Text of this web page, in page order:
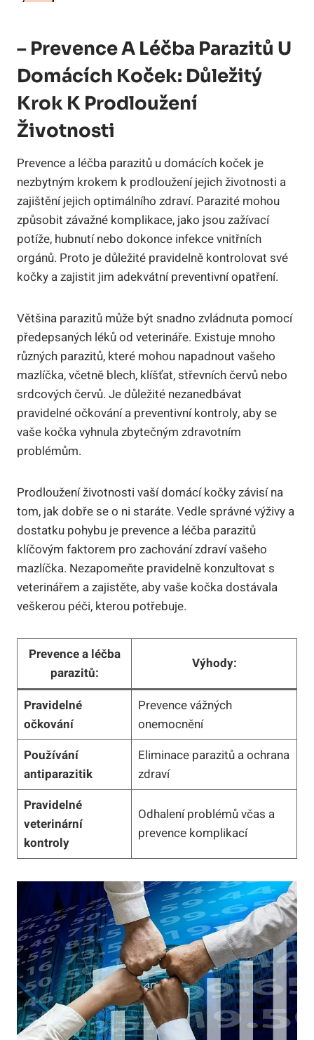
– Prevence A Léčba Parazitů U
Domácích Koček: Důležitý
Krok K Prodloužení
Životnosti
Prevence a léčba parazitů u domácích koček je
nezbytným krokem k prodloužení jejich životnosti a
zajištění jejich optimálního zdraví. Parazité mohou
způsobit závažné komplikace, jako jsou zažívací
potíže, hubnutí nebo dokonce infekce vnitřních
orgánů. Proto je důležité pravidelně kontrolovat své
kočky a zajistit jim adekvátní preventivní opatření.
Většina parazitů může být snadno zvládnuta pomocí
předepsaných léků od veterináře. Existuje mnoho
různých parazitů, které mohou napadnout vašeho
mazlíčka, včetně blech, klíšťat, střevních červů nebo
srdcových červů. Je důležité nezanedbávat
pravidelné očkování a preventivní kontroly, aby se
vaše kočka vyhnula zbytečným zdravotním
problémům.
Prodloužení životnosti vaší domácí kočky závisí na
tom, jak dobře se o ni staráte. Vedle správné výživy a
dostatku pohybu je prevence a léčba parazitů
klíčovým faktorem pro zachování zdraví vašeho
mazlíčka. Nezapomeňte pravidelně konzultovat s
veterinářem a zajistěte, aby vaše kočka dostávala
veškerou péči, kterou potřebuje.
Prevence a léčba
parazitů:
Výhody:
Pravidelné
očkování
Prevence vážných
onemocnění
Používání
antiparazitik
Eliminace parazitů a ochrana
zdraví
Pravidelné
veterinární
kontroly
Odhalení problémů včas a
prevence komplikací